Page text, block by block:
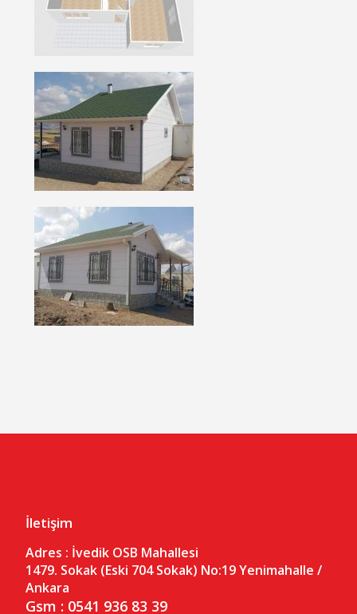
İletişim
Adres : İvedik OSB Mahallesi
1479. Sokak (Eski 704 Sokak) No:19 Yenimahalle /
Ankara
Gsm : 0541 936 83 39